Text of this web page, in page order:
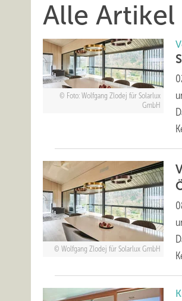
Alle
Foto: Wolfgang Zlodej für Solarlux
GmbH
Wolfgang Zlodej für Solarlux GmbH